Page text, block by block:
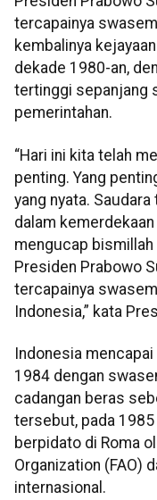
tercapainya
kembalinya
dekade 1980-an,
tertinggi sepanjang
pemerintahan.
“Hari ini kita telah
penting. Yang
yang nyata.
dalam
mengucap bismillah
Presiden Prabowo
tercapainya
Indonesia,” kata
Indonesia
1984 dengan
cadangan beras
tersebut, pada
berpidato di Roma
Organization (FAO)
internasional.